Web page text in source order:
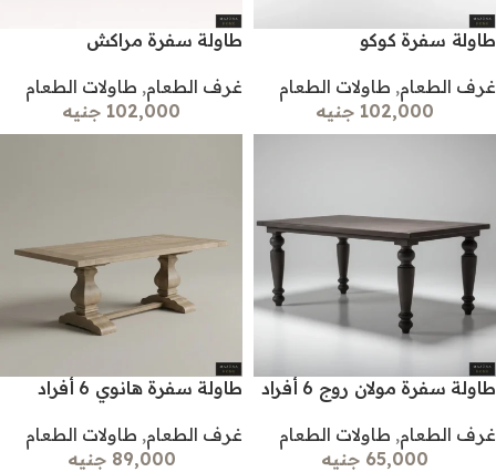
طاولة سفرة كوكو
غرف الطعام, طاولات الطعام
102,000 جنيه
طاولة سفرة مراكش
غرف الطعام, طاولات الطعام
102,000 جنيه
طاولة سفرة مولان روج 6 أفراد
غرف الطعام, طاولات الطعام
65,000 جنيه
طاولة سفرة هانوي 6 أفراد
غرف الطعام, طاولات الطعام
89,000 جنيه